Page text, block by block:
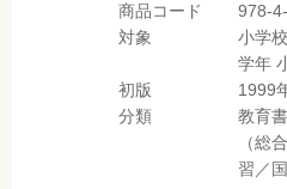
商品コード
978-
対象
小学
学年
初版
1999
分類
教育書
（総
習／